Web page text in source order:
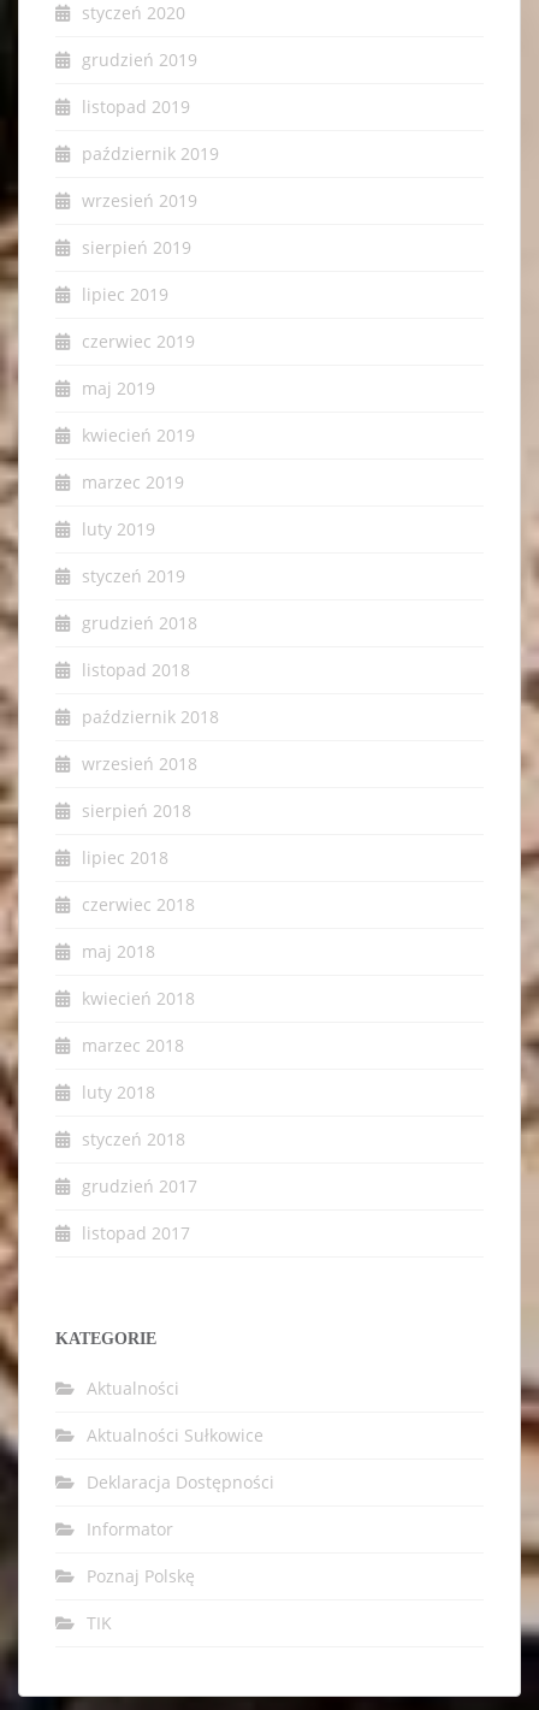
styczeń 2020
grudzień 2019
listopad 2019
październik 2019
wrzesień 2019
sierpień 2019
lipiec 2019
czerwiec 2019
maj 2019
kwiecień 2019
marzec 2019
luty 2019
styczeń 2019
grudzień 2018
listopad 2018
październik 2018
wrzesień 2018
sierpień 2018
lipiec 2018
czerwiec 2018
maj 2018
kwiecień 2018
marzec 2018
luty 2018
styczeń 2018
grudzień 2017
listopad 2017
KATEGORIE
Aktualności
Aktualności Sułkowice
Deklaracja Dostępności
Informator
Poznaj Polskę
TIK